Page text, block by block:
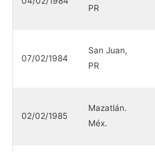
PR
07/02/1984
San Juan,
PR
02/02/1985
Mazatlán.
Méx.